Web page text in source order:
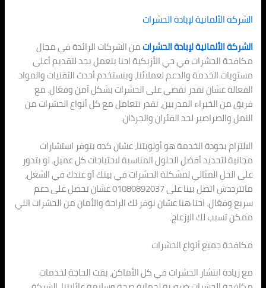
الشركة الألمانية لإبادة الحشرات
الشركة الألمانية لإبادة الحشراتمن الشركات الرائدة في مجال
مكافحة الحشرات في حي الأزبكية احنا بنعمل بجد لتقديم أعلى
مستويات الخدمة والدعم لعملائنا، وبنستخدم أحدث التقنيات والمواد
الفعالة عشان نقدر نقضي على الحشرات بشكل آمن وفعّال. مع
فريق من الخبراء المدربين، نقدر نتعامل مع كل أنواع الحشرات من
النمل والصراصير لحد الفئران والجرذان.
الالتزام بجودة الخدمة هو أولويتنا، عشان كده بنوفر استشارات
مجانية لتحديد أفضل الحلول المناسبة لاحتياجات كل عميل. لو بتدور
على الحل المثالي لمشكلة الحشرات في بيتك أو عندك في الشغل،
ماتترددش اتصل بينا على 01080892037 عشان تحصل على دعم
سريع وفعّال. احنا هنا عشان نوفر لك الراحة والأمان من الحشرات اللي
ممكن تسبب لك الإزعاج.
مكافحة جميع أنواع الحشرات
مع زيادة انتشار الحشرات في كل الأماكن، بقت الحاجة لخدمات